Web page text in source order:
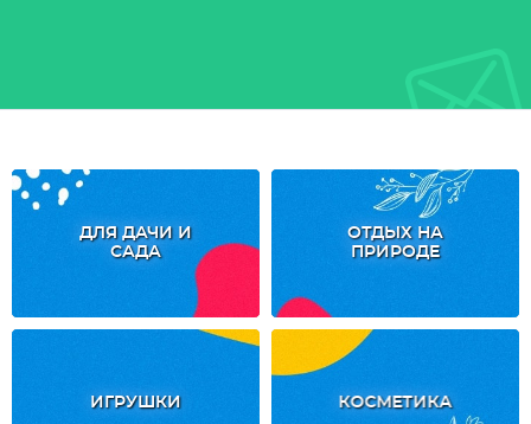
ДЛЯ ДАЧИ И
САДА
ОТДЫХ НА
ПРИРОДЕ
ИГРУШКИ КОСМЕТИКА